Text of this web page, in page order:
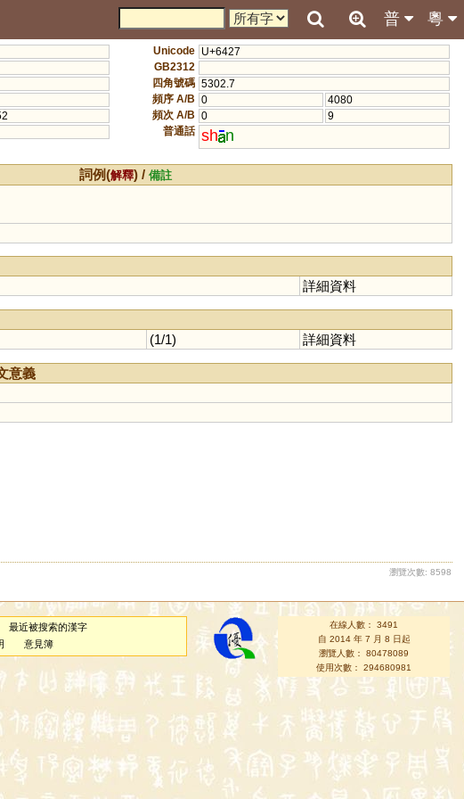
粵
普
Unicode U+6427
GB2312
四角號碼 5302.7
頻序 A/B 0
4080
頻次 A/B 0
9
普通話 sh n
詞例(解釋) /備註
詳細資料
(1/1) 詳細資料
意義
瀏覽次數: 8598
最近被搜索的漢字
意見簿
在線人數： 3491
自 2014 年 7 月 8 日起
瀏覽人數： 80478089
使用次數： 294680981